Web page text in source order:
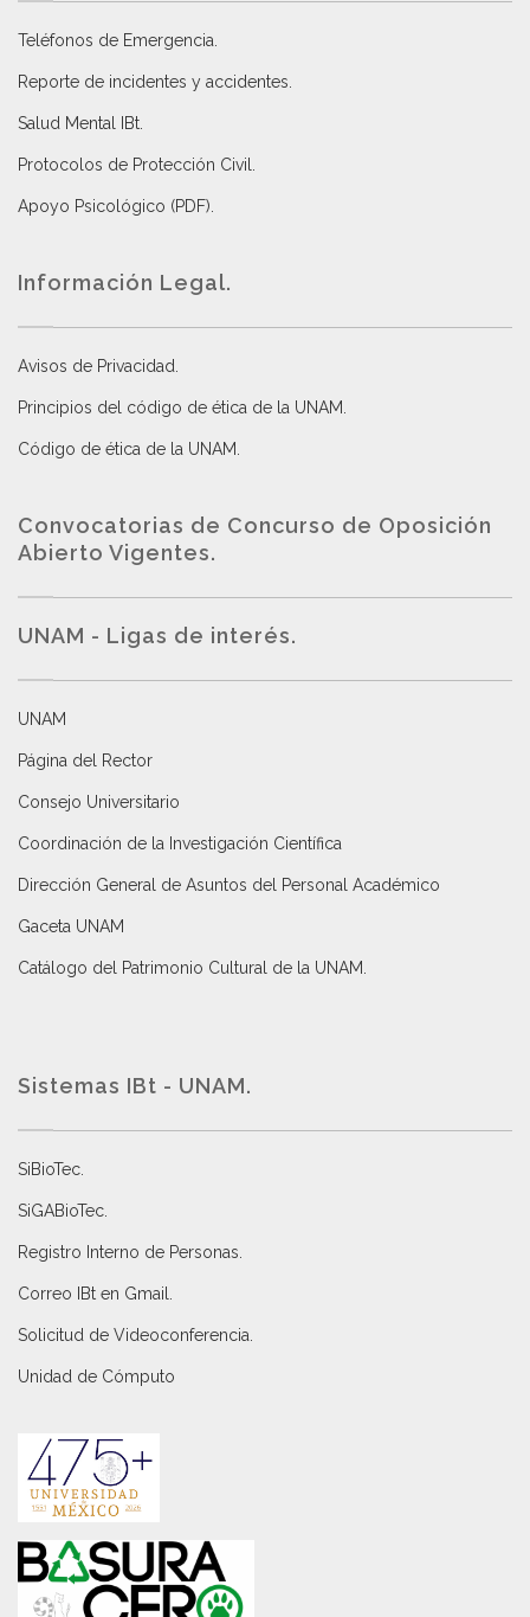
Teléfonos de Emergencia.
Reporte de incidentes y accidentes
Salud Mental IBt
Protocolos de Protección Civil
Apoyo Psicológico (PDF)
Información Legal.
Avisos de Privacidad
Principios del código de ética de la UNAM
Código de ética de la UNAM
Convocatorias de Concurso de Oposición
Abierto Vigentes.
UNAM - Ligas de interés.
UNAM
Página del Rector
Consejo Universitario
Coordinación de la Investigación Científica
Dirección General de Asuntos del Personal Académico
Gaceta UNAM
Catálogo del Patrimonio Cultural de la UNAM.
Sistemas IBt - UNAM.
SiBioTec
SiGABioTec.
Registro Interno de Personas
Correo IBt en Gmail
Solicitud de Videoconferencia.
Unidad de Cómputo